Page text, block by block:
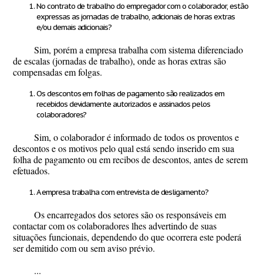
No contrato de trabalho do empregador com o colaborador, estão
expressas as jornadas de trabalho, adicionais de horas extras
e/ou demais adicionais?
Sim, porém a empresa trabalha com sistema diferenciado
de escalas (jornadas de trabalho), onde as horas extras são
compensadas em folgas.
Os descontos em folhas de pagamento são realizados em
recebidos devidamente autorizados e assinados pelos
colaboradores?
Sim, o colaborador é informado de todos os proventos e
descontos e os motivos pelo qual está sendo inserido em sua
folha de pagamento ou em recibos de descontos, antes de serem
efetuados.
A empresa trabalha com entrevista de desligamento?
Os encarregados dos setores são os responsáveis em
contactar com os colaboradores lhes advertindo de suas
situações funcionais, dependendo do que ocorrera este poderá
ser demitido com ou sem aviso prévio.
...